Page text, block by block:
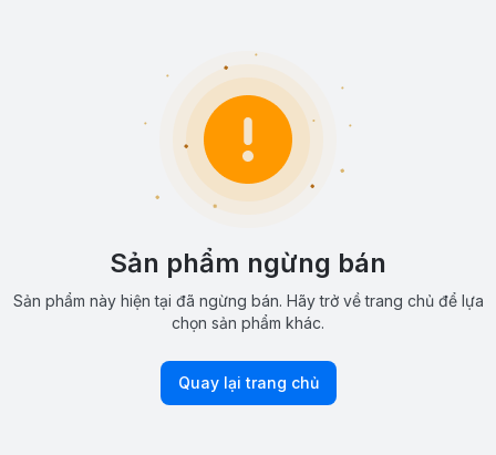
Sản phẩm ngừng bán
Sản phẩm này hiện tại đã ngừng bán. Hãy trở về trang chủ để lựa
chọn sản phẩm khác.
Quay lại trang chủ